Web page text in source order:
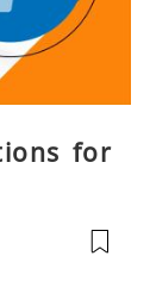
for